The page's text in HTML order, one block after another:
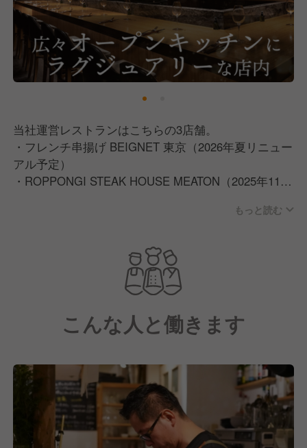
当社運営レストランはこちらの3店舗。
・フレンチ串揚げ BEIGNET 東京（2026年夏リニュー
アル予定）
・ROPPONGI STEAK HOUSE MEATON（2025年11月
食品流通事業とシナジーを期待できる飲食店の在り方
を模索しながら、今後も事業拡大に努めていきます。
もっと読む
こんな人と働きます